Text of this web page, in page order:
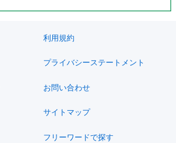
利用規約
プライバシーステートメント
お問い合わせ
サイトマップ
フリーワードで探す